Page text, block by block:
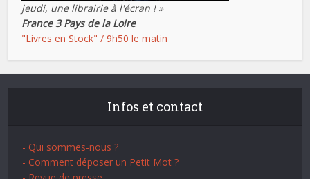
jeudi, une librairie à l'écran ! »
France 3 Pays de la Loire
"Livres en Stock" / 9h50 le matin
Infos et contact
- Qui sommes-nous ?
- Comment déposer un Petit Mot ?